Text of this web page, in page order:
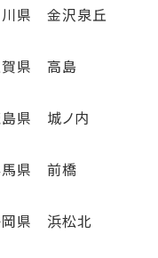
金沢泉丘
県 高島
城ノ内
県 前橋
浜松北